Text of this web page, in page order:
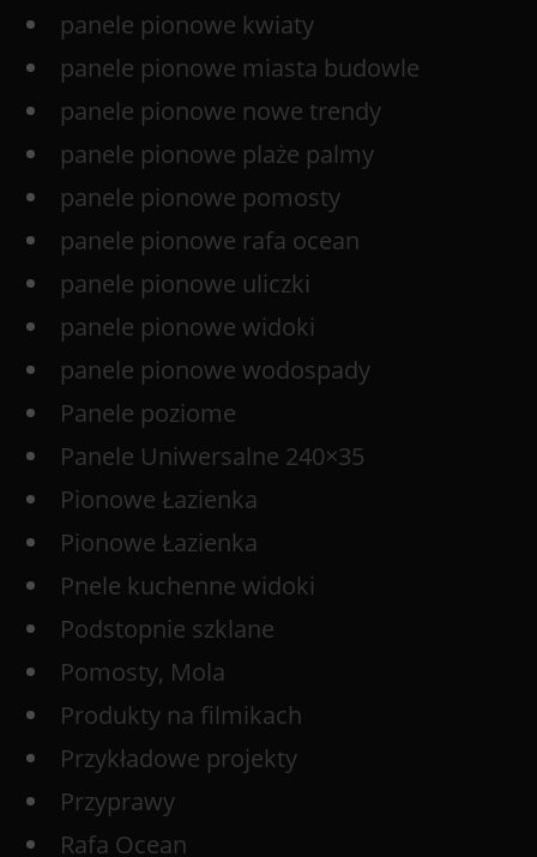
panele pionowe kwiaty
panele pionowe miasta budowle
panele pionowe nowe trendy
panele pionowe plaże palmy
panele pionowe pomosty
panele pionowe rafa ocean
panele pionowe uliczki
panele pionowe widoki
panele pionowe wodospady
Panele poziome
Panele Uniwersalne 240×35
Pionowe Łazienka
Pionowe Łazienka
Pnele kuchenne widoki
Podstopnie szklane
Pomosty, Mola
Produkty na filmikach
Przykładowe projekty
Przyprawy
Rafa Ocean